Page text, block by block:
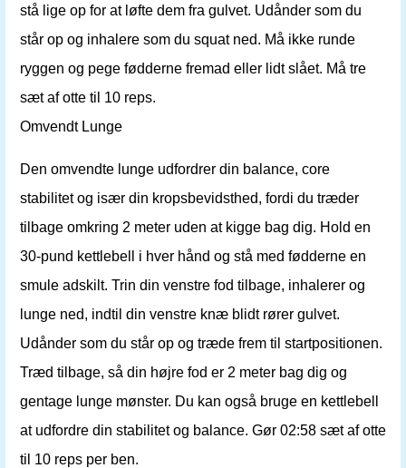
stå lige op for at løfte dem fra gulvet. Udånder som du
står op og inhalere som du squat ned. Må ikke runde
ryggen og pege fødderne fremad eller lidt slået. Må tre
sæt af otte til 10 reps.
Omvendt Lunge
Den omvendte lunge udfordrer din balance, core
stabilitet og især din kropsbevidsthed, fordi du træder
tilbage omkring 2 meter uden at kigge bag dig. Hold en
30-pund kettlebell i hver hånd og stå med fødderne en
smule adskilt. Trin din venstre fod tilbage, inhalerer og
lunge ned, indtil din venstre knæ blidt rører gulvet.
Udånder som du står op og træde frem til startpositionen.
Træd tilbage, så din højre fod er 2 meter bag dig og
gentage lunge mønster. Du kan også bruge en kettlebell
at udfordre din stabilitet og balance. Gør 02:58 sæt af otte
til 10 reps per ben.